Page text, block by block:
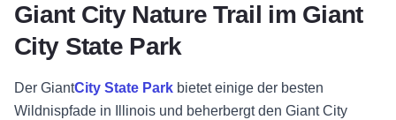
Giant City Nature Trail im Giant
City State Park
Der GiantCity State Park bietet einige der besten
Wildnispfade in Illinois und beherbergt den Giant City